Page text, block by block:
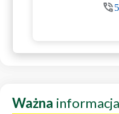
Ważna informacja